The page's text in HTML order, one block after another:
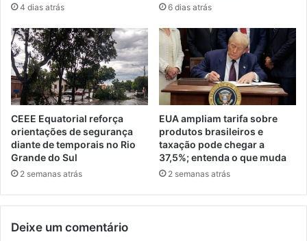
4 dias atrás 6 dias atrás
CEEE Equatorial reforça
orientações de segurança
diante de temporais no Rio
Grande do Sul
2 semanas atrás
EUA ampliam tarifa sobre
produtos brasileiros e
taxação pode chegar a
37,5%; entenda o que muda
2 semanas atrás
Deixe um comentário